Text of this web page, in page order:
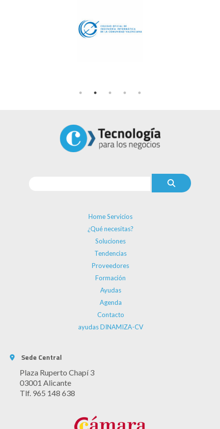
Home Servicios
¿Qué necesitas?
Soluciones
Tendencias
Proveedores
Formación
Ayudas
Agenda
Contacto
ayudas DINAMIZA-CV
Sede Central
Plaza Ruperto Chapí 3
03001 Alicante
Tlf. 965 148 638